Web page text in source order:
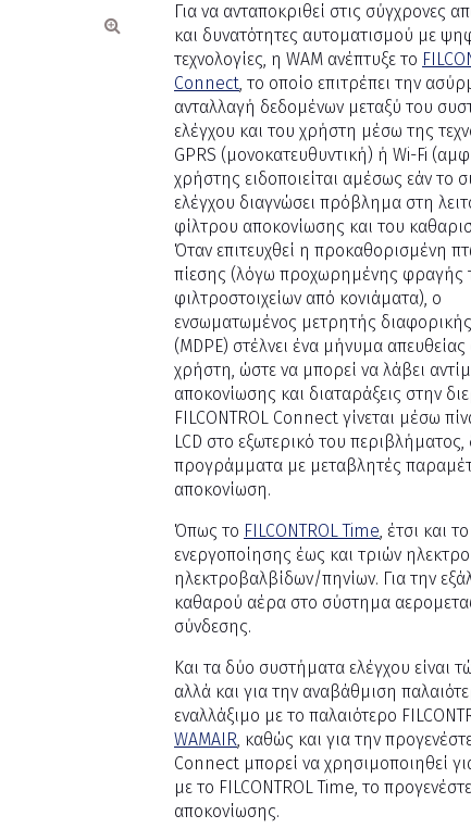
Για να ανταποκριθεί στις σύγχρονες
και δυνατότητες αυτοματισμού με
τεχνολογίες, η WAM ανέπτυξε το
Connect, το οποίο επιτρέπει την
ανταλλαγή δεδομένων μεταξύ του
ελέγχου και του χρήστη μέσω της
GPRS (μονοκατευθυντική) ή Wi-Fi
χρήστης ειδοποιείται αμέσως εάν το
ελέγχου διαγνώσει πρόβλημα στη
φίλτρου αποκονίωσης και του
Όταν επιτευχθεί η προκαθορισμένη
πίεσης (λόγω προχωρημένης φραγής
φιλτροστοιχείων από κονιάματα), ο
ενσωματωμένος μετρητής
(MDPE) στέλνει ένα μήνυμα απευθείας
χρήστη, ώστε να μπορεί να λάβει
αποκονίωσης και διαταράξεις στην
FILCONTROL Connect γίνεται μέσω
LCD στο εξωτερικό του
προγράμματα με μεταβλητές
αποκονίωση.
Όπως το FILCONTROL Time, έτσι και το
ενεργοποίησης έως και τριών
ηλεκτροβαλβίδων/πηνίων. Για την
καθαρού αέρα στο σύστημα
σύνδεσης.
Και τα δύο συστήματα ελέγχου είναι
αλλά και για την αναβάθμιση
εναλλάξιμο με το παλαιότερο
WAMAIR, καθώς και για την
Connect μπορεί να χρησιμοποιηθεί
με το FILCONTROL Time, το
αποκονίωσης.